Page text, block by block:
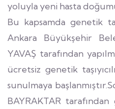
yoluyla yeni hasta
Bu kapsamda genetik
Ankara Büyükşehir
YAVAŞ tarafından
ücretsiz genetik
sunulmaya
BAYRAKTAR tarafından